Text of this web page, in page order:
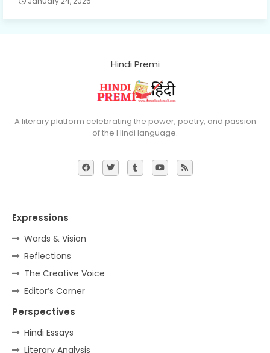
Hindi Premi
A literary platform celebrating the power, poetry, and passion
of the Hindi language.
Expressions
Words & Vision
Reflections
The Creative Voice
Editor’s Corner
Perspectives
Hindi Essays
Literary Analysis